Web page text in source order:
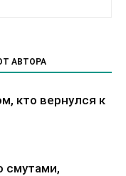
АВТОРА
кто вернулся к
смутами,